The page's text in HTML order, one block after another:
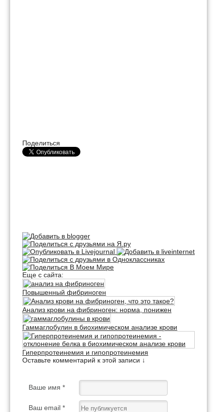
Поделиться
Еще с сайта:
Повышенный фибриноген
Анализ крови на фибриноген: норма, понижен
Гаммаглобулин в биохимическом анализе крови
Гиперпротеинемия и гипопротеинемия
Оставьте комментарий к этой записи ↓
Ваше имя *
Ваш email *